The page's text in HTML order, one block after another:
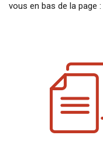
vous en bas de la page :